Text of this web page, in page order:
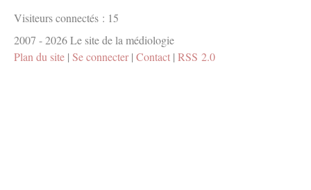
Visiteurs connectés : 15
2007 - 2026 Le site de la médiologie
Plan du site | Se connecter| Contact | RSS 2.0